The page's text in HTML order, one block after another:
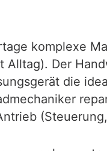
komplexe
Der
die